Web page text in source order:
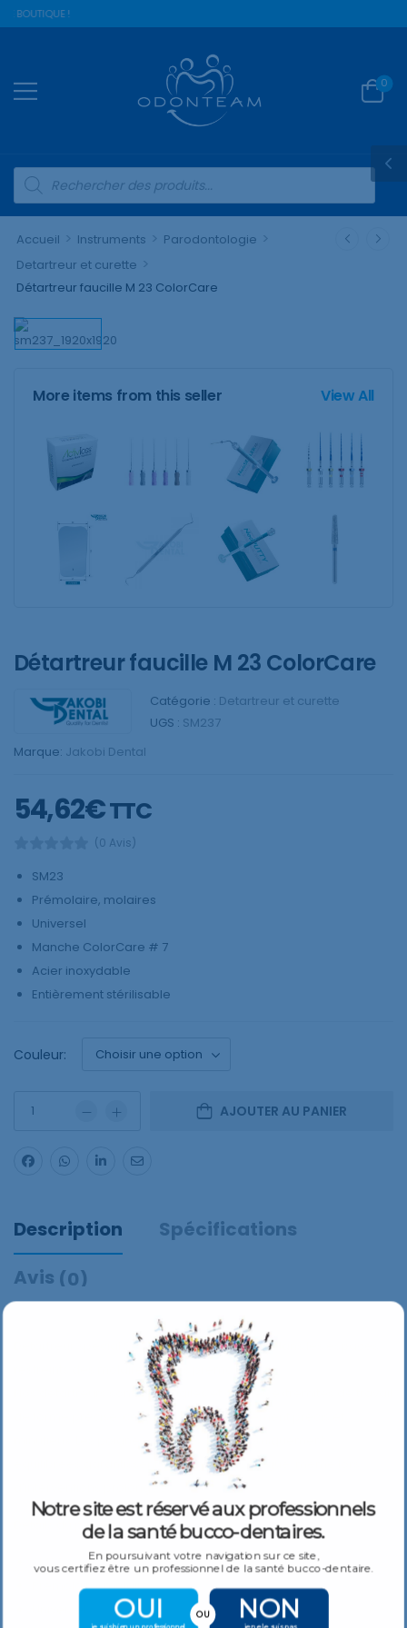
BOUTIQUE !
0
Accueil > Instruments > Parodontologie >
Detartreur et curette >
Détartreur faucille M 23 ColorCare
More items from this seller View All
Détartreur faucille M 23 ColorCare
Catégorie : Detartreur et curette
UGS : SM237
Marque: Jakobi Dental
54,62€TTC
(0 Avis)
SM23
Prémolaire, molaires
Universel
Manche ColorCare # 7
Acier inoxydable
Entièrement stérilisable
Couleur:
AJOUTER AU PANIER
Description
Spécifications
Avis (0)
Détartreur spécial SM23 pour un travail aisé dans les espaces
restreints des molaires et des prémolaires.
Nos détartreurs sont très fragiles et ont des extrémités de travail
de forme précise, ce qui garantit un traitement précis et
minutieux. Les poignées légères et anatomiquement
équilibrées garantissent un travail sans fatigue, même lors
d’interventions prolongées.
Détails du produit :
SM23
Prémolaire, molaires
Notre site est réservé aux professionnels
de la santé bucco-dentaires.
En poursuivant votre navigation sur ce site,
vous certifiez être un professionnel de la santé bucco-dentaire.
OUI NON
OU